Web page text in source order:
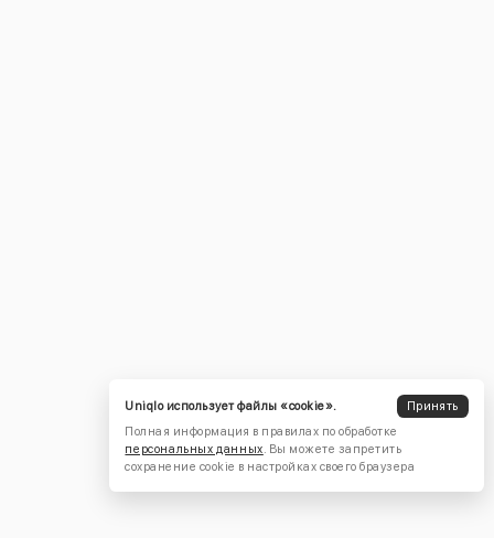
Uniqlo использует файлы «cookie».
Принять
Полная информация в правилах по обработке
персональных данных. Вы можете запретить
сохранение cookie в настройках своего браузера